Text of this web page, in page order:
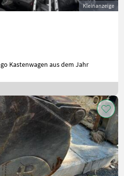
Kleinanzeige
Kastenwagen aus dem Jahr